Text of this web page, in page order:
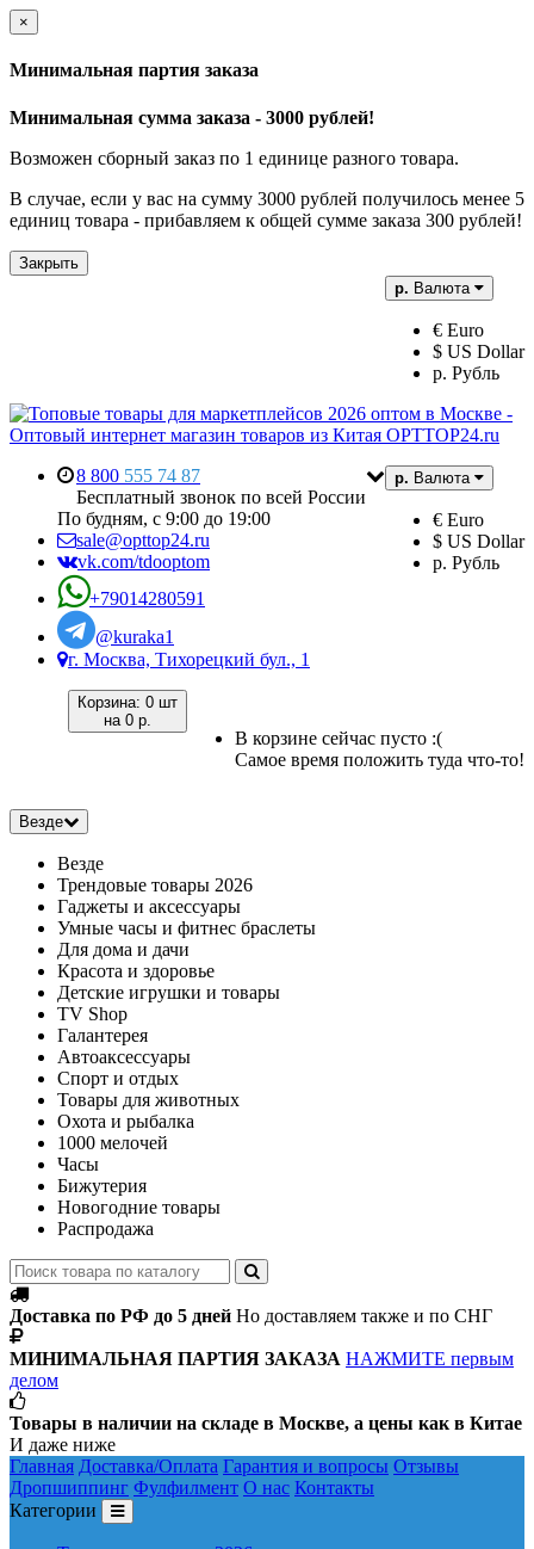
×
Минимальная партия заказа
Минимальная сумма заказа - 3000 рублей!
Возможен сборный заказ по 1 единице разного товара.
В случае, если у вас на сумму 3000 рублей получилось менее 5
единиц товара - прибавляем к общей сумме заказа 300 рублей!
Закрыть
р. Валюта
€ Euro
$ US Dollar
р. Рубль
р. Валюта
€ Euro
$ US Dollar
р. Рубль
8 800 555 74 87
Бесплатный звонок по всей России
По будням, с 9:00 до 19:00
sale@opttop24.ru
vk.com/tdooptom
+79014280591
@kuraka1
г. Москва, Тихорецкий бул., 1
Корзина: 0 шт
на 0 р.
В корзине сейчас пусто :(
Самое время положить туда что-то!
Везде
Везде
Трендовые товары 2026
Гаджеты и аксессуары
Умные часы и фитнес браслеты
Для дома и дачи
Красота и здоровье
Детские игрушки и товары
TV Shop
Галантерея
Автоаксессуары
Спорт и отдых
Товары для животных
Охота и рыбалка
1000 мелочей
Часы
Бижутерия
Новогодние товары
Распродажа
Доставка по РФ до 5 дней Но доставляем также и по СНГ
МИНИМАЛЬНАЯ ПАРТИЯ ЗАКАЗА НАЖМИТЕ первым
делом
Товары в наличии на складе в Москве, а цены как в Китае
И даже ниже
Главная Доставка/Оплата Гарантия и вопросы Отзывы
Дропшиппинг Фулфилмент О нас Контакты
Категории